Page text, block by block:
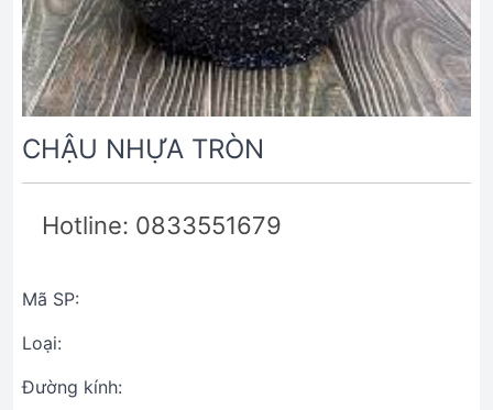
CHẬU NHỰA TRÒN
Hotline: 0833551679
Mã SP:
Loại:
Đường kính: